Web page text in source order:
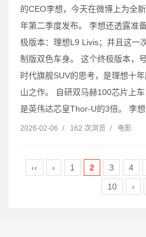
的CEO李想，今天在微博上为全
年第二季度发布。 李想还透露准
极版本：理想L9 Livis；并且这一
制版双色车身。 这个终极版本，
时代旗舰SUV的思考，是理想十
山之作。 自研双马赫100芯片上车
是英伟达芯皇Thor-U的3倍。 李想
2026-02-06 / 162 次浏览 / 电影
‹‹ ‹ 1 2 3 4
10
›